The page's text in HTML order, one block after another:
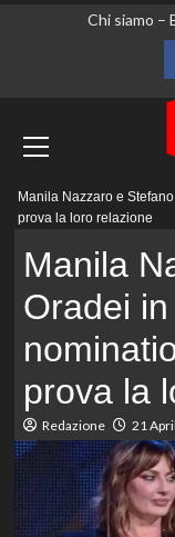
Chi siamo –
principale
Manila Nazzaro e
prova la loro relazione
Manila
Oradei
prova la
Redazione 21